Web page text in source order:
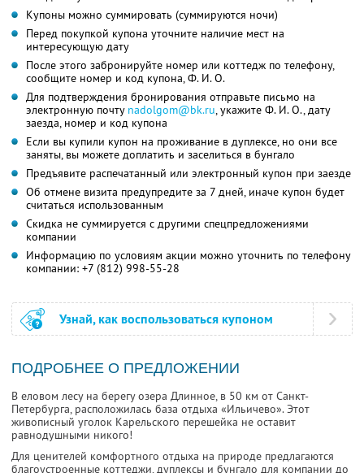
Купоны можно суммировать (суммируются ночи)
Перед покупкой купона уточните наличие мест на
интересующую дату
После этого забронируйте номер или коттедж по телефону,
сообщите номер и код купона,Ф. И. О.
Для подтверждения бронирования отправьте письмо на
электронную почту nadolgom@bk.ru,укажите Ф. И. О.,дату
заезда, номер и код купона
Если вы купили купон на проживание в дуплексе, но они все
заняты, вы можете доплатить и заселиться в бунгало
Предъявите распечатанный или электронный купон при заезде
Об отмене визита предупредите за 7 дней, иначе купон будет
считаться использованным
Скидка не суммируется с другими спецпредложениями
компании
Информацию по условиям акции можно уточнить по телефону
компании: +7 (812) 998-55-28
Узнай, как воспользоваться купоном
ПОДРОБНЕЕ О ПРЕДЛОЖЕНИИ
В еловом лесу на берегу озера Длинное, в 50 км от Санкт-
Петербурга, расположилась база отдыха «Ильичево». Этот
живописный уголок Карельского перешейка не оставит
равнодушными никого!
Для ценителей комфортного отдыха на природе предлагаются
благоустроенные коттеджи, дуплексы и бунгало для компании до